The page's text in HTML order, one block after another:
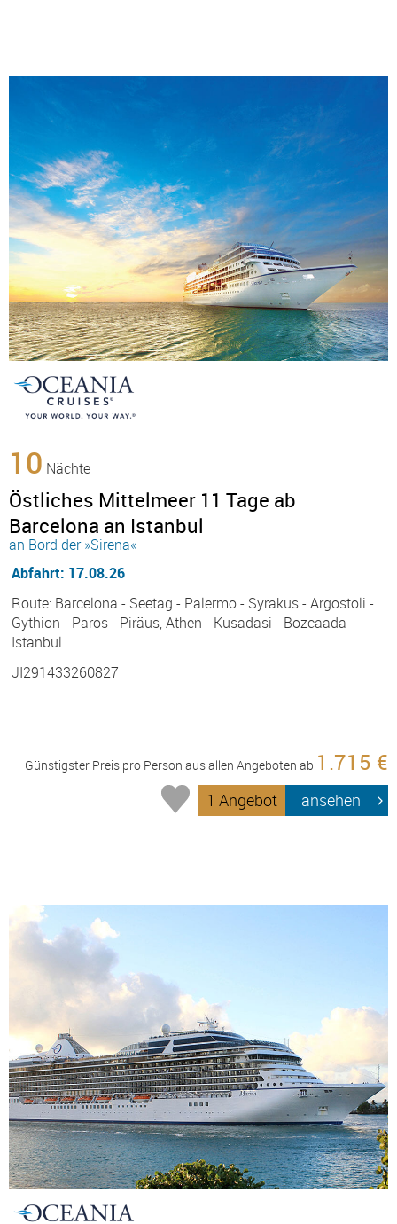
10 Nächte
Östliches Mittelmeer 11 Tage ab
Barcelona an Istanbul
an Bord der »Sirena«
Abfahrt: 17.08.26
Route: Barcelona - Seetag - Palermo - Syrakus - Argostoli -
Gythion - Paros - Piräus, Athen - Kusadasi - Bozcaada -
Istanbul
JI291433260827
Günstigster Preis pro Person aus allen Angeboten ab 1.715 €
1 Angebot ansehen